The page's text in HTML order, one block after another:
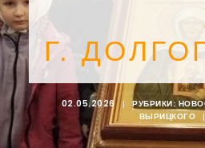
SEARCH
Г.
02.05.2026 | РУБРИКИ:
ВЫРИЦКОГО
|